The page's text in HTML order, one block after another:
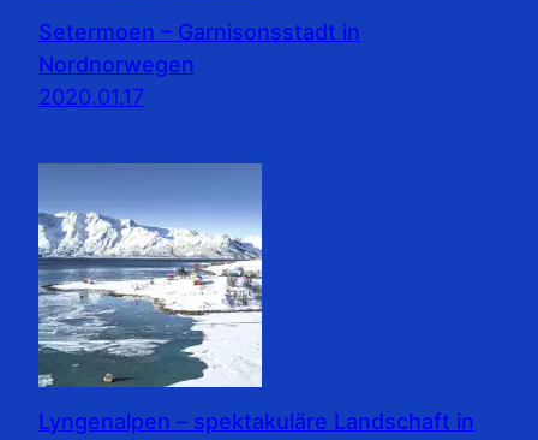
Setermoen – Garnisonsstadt in
Nordnorwegen
2020.01.17
Lyngenalpen – spektakuläre Landschaft in